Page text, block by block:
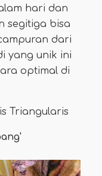
hari dan
segitiga bisa
dari
yang unik ini
optimal di
Triangularis